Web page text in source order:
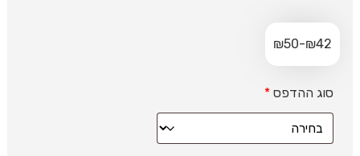
₪42
-
₪50
סוג ההדפס *